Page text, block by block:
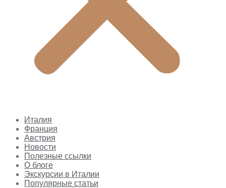
Италия
Франция
Австрия
Новости
Полезные ссылки
О блоге
Экскурсии в Италии
Популярные статьи